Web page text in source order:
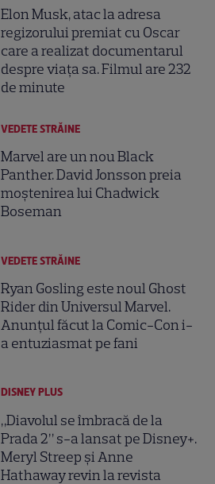
Elon Musk, atac la adresa
regizorului premiat cu Oscar
care a realizat documentarul
despre viața sa. Filmul are 232
de minute
VEDETE STRĂINE
Marvel are un nou Black
Panther. David Jonsson preia
moștenirea lui Chadwick
Boseman
VEDETE STRĂINE
Ryan Gosling este noul Ghost
Rider din Universul Marvel.
Anunțul făcut la Comic-Con i-
a entuziasmat pe fani
DISNEY PLUS
„Diavolul se îmbracă de la
Prada 2” s-a lansat pe Disney+.
Meryl Streep și Anne
Hathaway revin la revista